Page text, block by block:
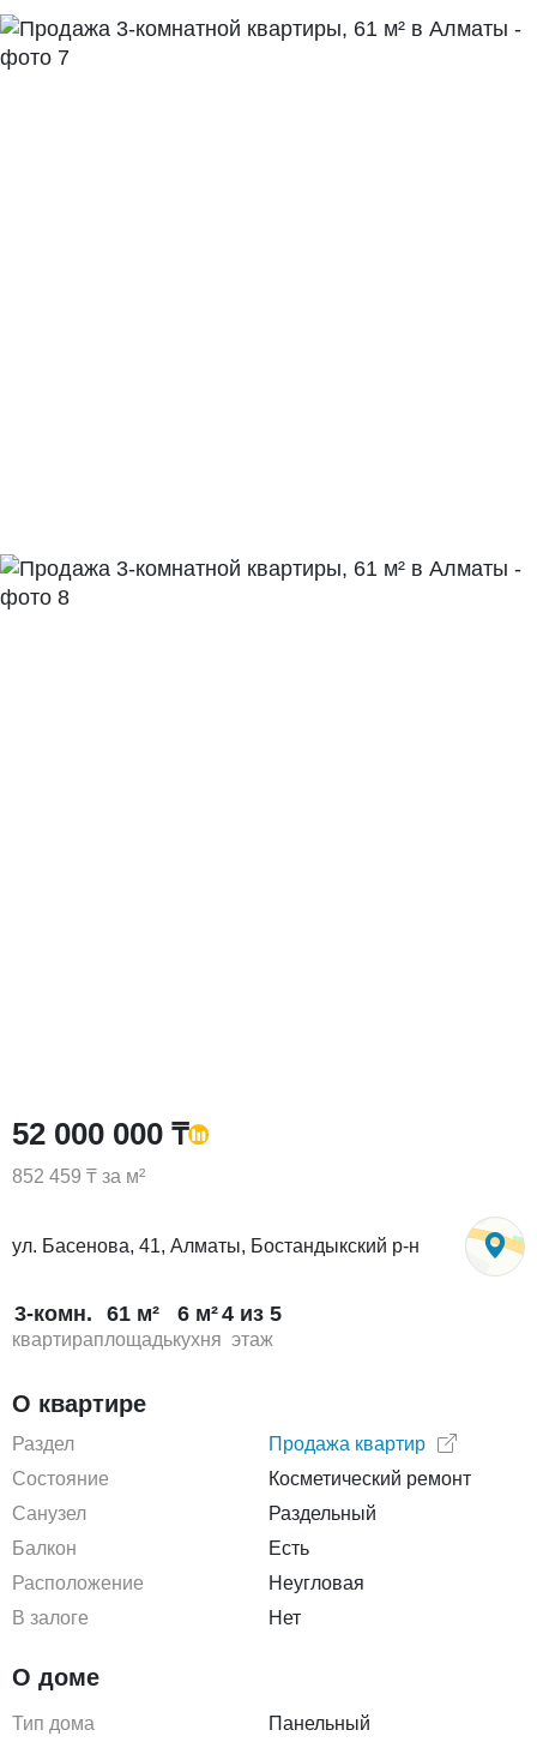
52 000 000 ₸
852 459 ₸ за м²
ул. Басенова, 41, Алматы, Бостандыкский р-н
3-комн.
квартира
61 м²
площадь
6 м²
кухня
4 из 5
этаж
О квартире
Раздел
Продажа квартир
Состояние
Косметический ремонт
Санузел
Раздельный
Балкон
Есть
Расположение
Неугловая
В залоге
Нет
О доме
Тип дома
Панельный